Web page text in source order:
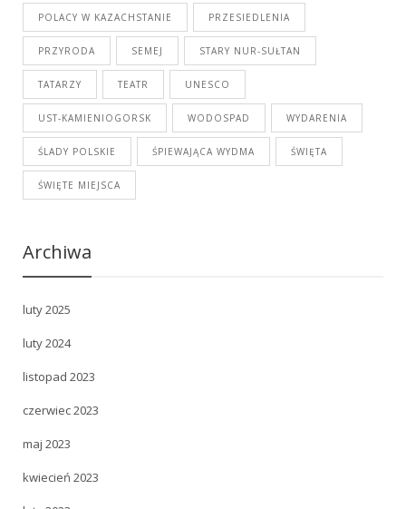
POLACY W KAZACHSTANIE PRZESIEDLENIA
PRZYRODA SEMEJ STARY NUR-SUŁTAN
TATARZY TEATR UNESCO
UST-KAMIENIOGORSK WODOSPAD WYDARENIA
ŚLADY POLSKIE ŚPIEWAJĄCA WYDMA ŚWIĘTA
ŚWIĘTE MIEJSCA
Archiwa
luty 2025
luty 2024
listopad 2023
czerwiec 2023
maj 2023
kwiecień 2023